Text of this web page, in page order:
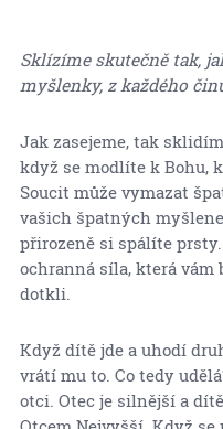
Sklízíme skutečně tak,
myšlenky, z každého
Jak zasejeme, tak
když se modlíte k Bohu,
Soucit může vymazat
vašich špatných
přirozeně si spálíte
ochranná síla, která vám
dotkli.
Když dítě jde a uhodí
vrátí mu to. Co tedy
otci. Otec je silnější a